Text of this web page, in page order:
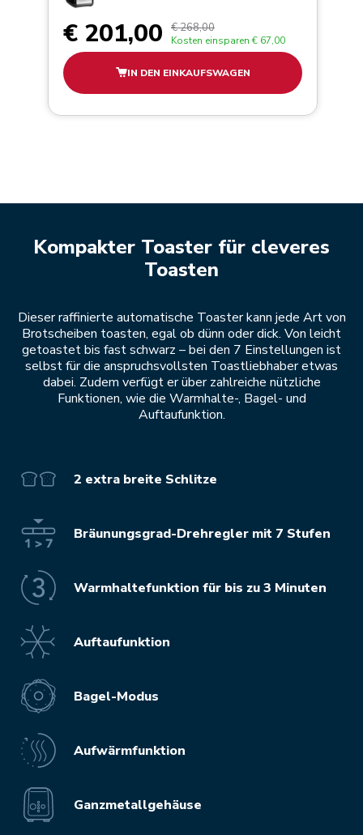
€ 201,00 € 268,00
Kosten einsparen € 67,00
IN DEN EINKAUFSWAGEN
Kompakter Toaster für cleveres
Toasten
Dieser raffinierte automatische Toaster kann jede Art von
Brotscheiben toasten, egal ob dünn oder dick. Von leicht
getoastet bis fast schwarz – bei den 7 Einstellungen ist
selbst für die anspruchsvollsten Toastliebhaber etwas
dabei. Zudem verfügt er über zahlreiche nützliche
Funktionen, wie die Warmhalte-, Bagel- und
Auftaufunktion.
2 extra breite Schlitze
Bräunungsgrad-Drehregler mit 7 Stufen
Warmhaltefunktion für bis zu 3 Minuten
Auftaufunktion
Bagel-Modus
Aufwärmfunktion
Ganzmetallgehäuse